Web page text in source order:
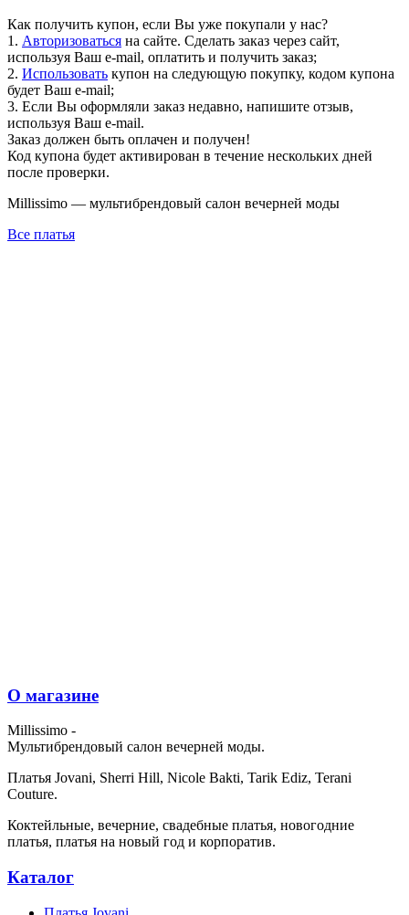
Как получить купон, если Вы уже покупали у нас?
1. Авторизоваться на сайте. Сделать заказ через сайт,
используя Ваш e-mail, оплатить и получить заказ;
2. Использовать купон на следующую покупку, кодом купона
будет Ваш e-mail;
3. Если Вы оформляли заказ недавно, напишите отзыв,
используя Ваш e-mail.
Заказ должен быть оплачен и получен!
Код купона будет активирован в течение нескольких дней
после проверки.
Millissimo — мультибрендовый салон вечерней моды
Все платья
О магазине
Millissimo -
Мультибрендовый салон вечерней моды.
Платья Jovani, Sherri Hill, Nicole Bakti, Tarik Ediz, Terani
Couture.
Коктейльные, вечерние, свадебные платья, новогодние
платья, платья на новый год и корпоратив.
Каталог